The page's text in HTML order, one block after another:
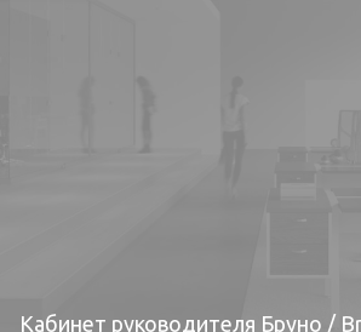
Кабинет руководителя Бруно /